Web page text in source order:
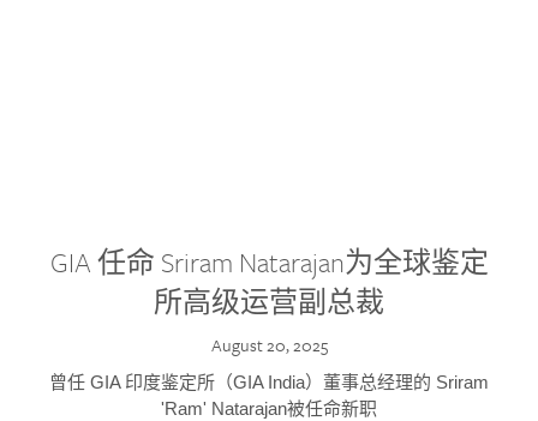
GIA 任命 Sriram Natarajan为全球鉴定
所高级运营副总裁
August 20, 2025
曾任 GIA 印度鉴定所（GIA India）董事总经理的 Sriram
'Ram' Natarajan被任命新职